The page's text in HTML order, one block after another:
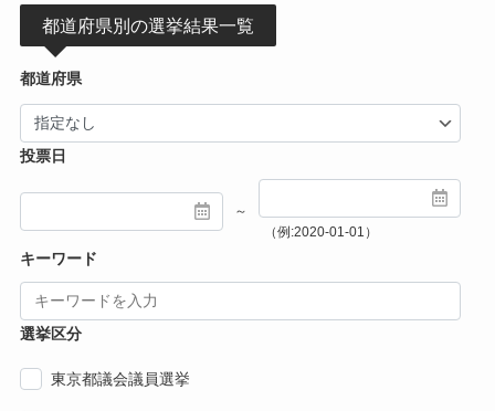
都道府県別の選挙結果一覧
都道府県
投票日
～
（例:2020-01-01）
キーワード
選挙区分
東京都議会議員選挙